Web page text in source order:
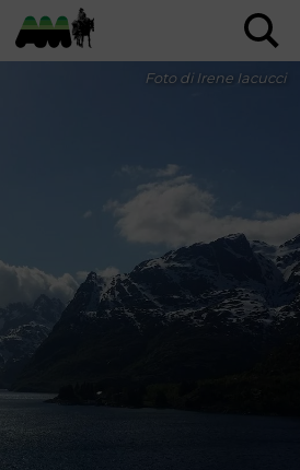
Foto di Irene Iacucci